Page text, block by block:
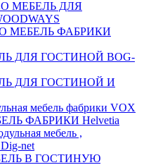
МЕБЕЛЬ ДЛЯ
МЕБЕЛЬ ФАБРИКИ
ДЛЯ ГОСТИНОЙ BOG-
ДЛЯ ГОСТИНОЙ И
мебель фабрики VOX
ФАБРИКИ Helvetia
мебель ,
net
В ГОСТИНУЮ